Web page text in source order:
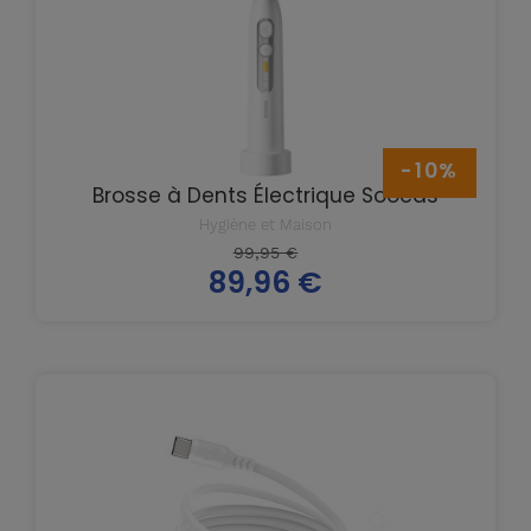
Brosse à Dents Électrique Soocas
Hygiène et Maison
Prix
de
base
99,95 €
Prix
89,96 €
-10%